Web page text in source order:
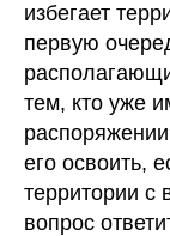
избегает
первую
тем, кто уже
его освоить,
территории с
вопрос